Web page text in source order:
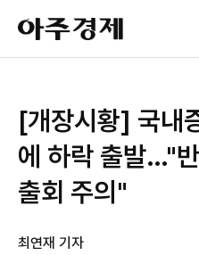
아
주
경
[개장시황] 국내
에 하락 출발…"
출회 주의"
최연재 기자